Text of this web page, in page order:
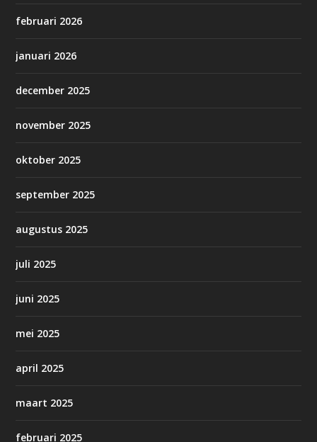
februari 2026
januari 2026
december 2025
november 2025
oktober 2025
september 2025
augustus 2025
juli 2025
juni 2025
mei 2025
april 2025
maart 2025
februari 2025